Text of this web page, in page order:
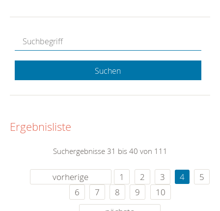
Suchen
Ergebnisliste
Suchergebnisse 31 bis 40 von 111
vorherige 1 2 3 4
5
6
7 8 9
10